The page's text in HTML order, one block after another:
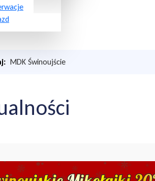
MDK Świnoujście